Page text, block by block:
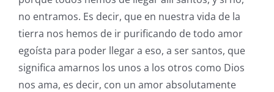
no entramos. Es decir, que en nuestra vida de la
tierra nos hemos de ir purificando de todo amor
egoísta para poder llegar a eso, a ser santos, que
significa amarnos los unos a los otros como Dios
nos ama, es decir, con un amor absolutamente